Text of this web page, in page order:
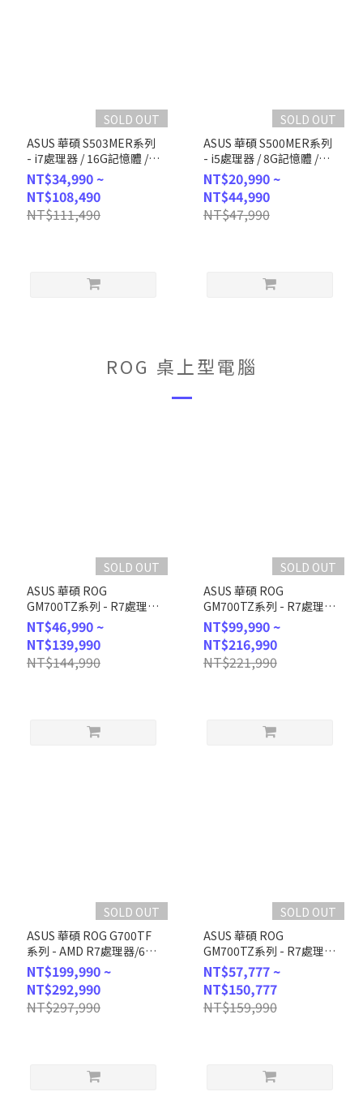
SOLD OUT
ASUS 華碩 S503MER系列
- i7處理器 / 16G記憶體 /
1TB SSD / Win11P (H-
S503MER-714700001X)
NT$34,990 ~
NT$108,490
NT$111,490
SOLD OUT
ASUS 華碩 S500MER系列
- i5處理器 / 8G記憶體 /
1TB SSD / Win11 (H-
S500MER-514400022W)
NT$20,990 ~
NT$44,990
NT$47,990
ROG 桌上型電腦
SOLD OUT
ASUS 華碩 ROG
GM700TZ系列 - R7處理
器/32G記憶體/1T
SSD/RX9060XT/Win11
(GM700TZ-R8700F126W)
NT$46,990 ~
NT$139,990
NT$144,990
SOLD OUT
ASUS 華碩 ROG
GM700TZ系列 - R7處理
器/32G記憶體/2T
SSD/RTX5080/Win11
(GM700TZ-
R9800X202W8)
NT$99,990 ~
NT$216,990
NT$221,990
SOLD OUT
ASUS 華碩 ROG G700TF
系列 - AMD R7處理器/64G
記憶體/2T
SSD/RTX5090/Win11
(GM700TZ-R9800X059W)
NT$199,990 ~
NT$292,990
NT$297,990
SOLD OUT
ASUS 華碩 ROG
GM700TZ系列 - R7處理
器/32G記憶體/1T
SSD/RX9070XT/Win11
(GM700TZ-
R8700F111W7A)
NT$57,777 ~
NT$150,777
NT$159,990